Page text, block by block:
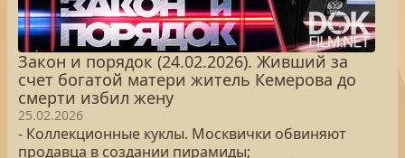
Закон и порядок (24.02.2026). Живший за
счет богатой матери житель Кемерова до
смерти избил жену
25.02.2026
- Коллекционные куклы. Москвички обвиняют
продавца в создании пирамиды;